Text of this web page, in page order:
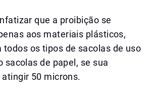
que a proibição se
aos materiais plásticos,
todos os tipos de sacolas de uso
sacolas de papel, se sua
50 microns.